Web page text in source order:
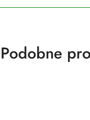
Produkty
Podobne